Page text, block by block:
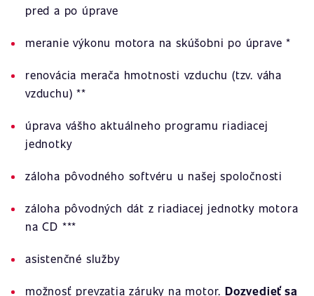
pred a po úprave
meranie výkonu motora na skúšobni po úprave *
renovácia merača hmotnosti vzduchu (tzv. váha
vzduchu) **
úprava vášho aktuálneho programu riadiacej
jednotky
záloha pôvodného softvéru u našej spoločnosti
záloha pôvodných dát z riadiacej jednotky motora
na CD ***
asistenčné služby
možnosť prevzatia záruky na motor. Dozvedieť sa